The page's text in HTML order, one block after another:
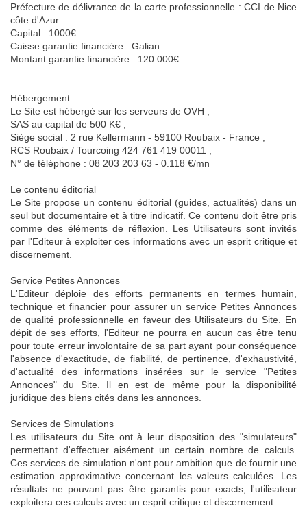
Préfecture de délivrance de la carte professionnelle : CCI de Nice
côte d'Azur
Capital : 1000€
Caisse garantie financière : Galian
Montant garantie financière : 120 000€
Hébergement
Le Site est hébergé sur les serveurs de OVH ;
SAS au capital de 500 K€ ;
Siège social : 2 rue Kellermann - 59100 Roubaix - France ;
RCS Roubaix / Tourcoing 424 761 419 00011 ;
N° de téléphone : 08 203 203 63 - 0.118 €/mn
Le contenu éditorial
Le Site propose un contenu éditorial (guides, actualités) dans un
seul but documentaire et à titre indicatif. Ce contenu doit être pris
comme des éléments de réflexion. Les Utilisateurs sont invités
par l'Editeur à exploiter ces informations avec un esprit critique et
discernement.
Service Petites Annonces
L'Editeur déploie des efforts permanents en termes humain,
technique et financier pour assurer un service Petites Annonces
de qualité professionnelle en faveur des Utilisateurs du Site. En
dépit de ses efforts, l'Editeur ne pourra en aucun cas être tenu
pour toute erreur involontaire de sa part ayant pour conséquence
l'absence d'exactitude, de fiabilité, de pertinence, d'exhaustivité,
d'actualité des informations insérées sur le service "Petites
Annonces" du Site. Il en est de même pour la disponibilité
juridique des biens cités dans les annonces.
Services de Simulations
Les utilisateurs du Site ont à leur disposition des "simulateurs"
permettant d'effectuer aisément un certain nombre de calculs.
Ces services de simulation n'ont pour ambition que de fournir une
estimation approximative concernant les valeurs calculées. Les
résultats ne pouvant pas être garantis pour exacts, l'utilisateur
exploitera ces calculs avec un esprit critique et discernement.